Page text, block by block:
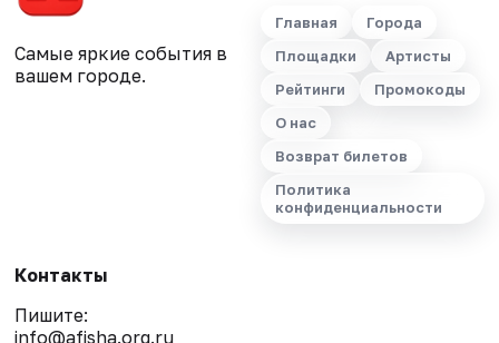
Самые яркие события в
вашем городе.
Главная
Города
Площадки
Артисты
Рейтинги
Промокоды
О нас
Возврат билетов
Политика
конфиденциальности
Контакты
Пишите:
info@afisha.org.ru